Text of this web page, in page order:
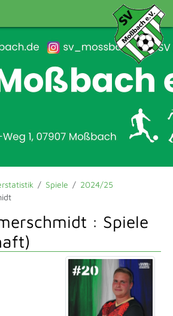
Spiele
2024/25
: Spiele